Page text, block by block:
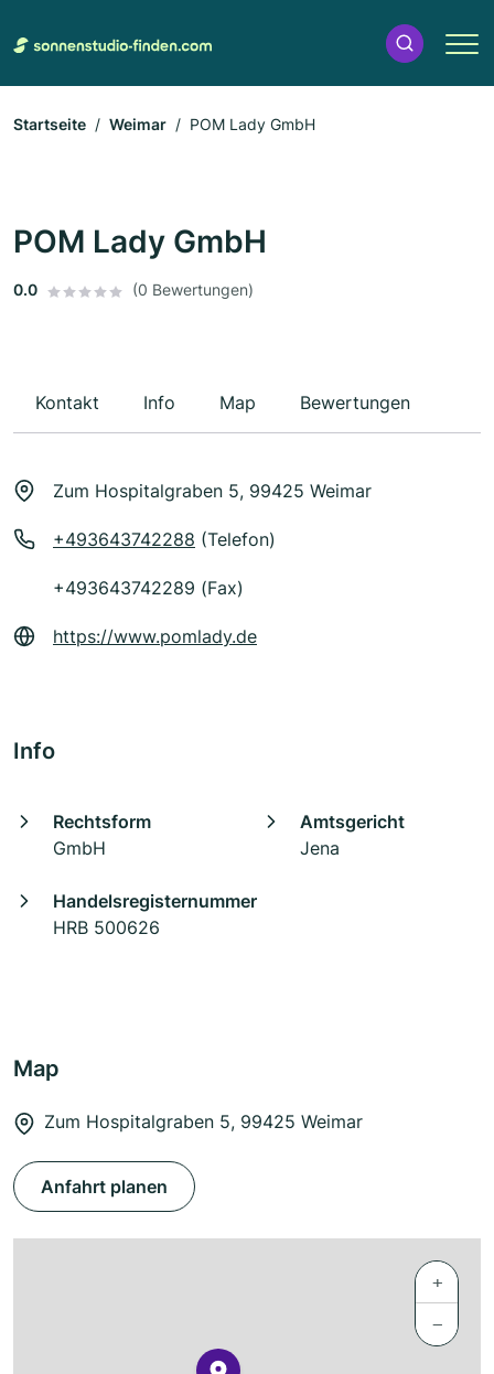
Startseite Weimar POM Lady GmbH
POM Lady GmbH
0.0 (0 Bewertungen)
Kontakt Info Map Bewertungen
Zum Hospitalgraben 5, 99425 Weimar
+493643742288 (Telefon)
+493643742289 (Fax)
https://www.pomlady.de
Info
Rechtsform
GmbH
Amtsgericht
Jena
Handelsregisternummer
HRB 500626
Map
Zum Hospitalgraben 5, 99425 Weimar
Anfahrt planen
+
−